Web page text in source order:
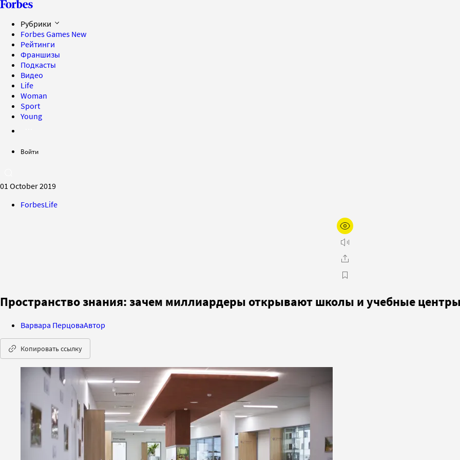
Рубрики
Forbes Games New
Рейтинги
Франшизы
Подкасты
Видео
Life
Woman
Sport
Young
Войти
01 October 2019
ForbesLife
Пространство знания: зачем миллиардеры открывают школы и учебные
Варвара ПерцоваАвтор
Копировать ссылку